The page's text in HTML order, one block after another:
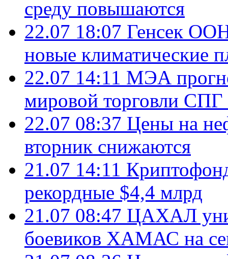
среду повышаются
22.07 18:07 Генсек ООН
новые климатические
22.07 14:11 МЭА
мировой торговли СПГ
22.07 08:37 Цены на
вторник снижаются
21.07 14:11
рекордные $4,4 млрд
21.07 08:47 ЦАХАЛ
боевиков ХАМАС на